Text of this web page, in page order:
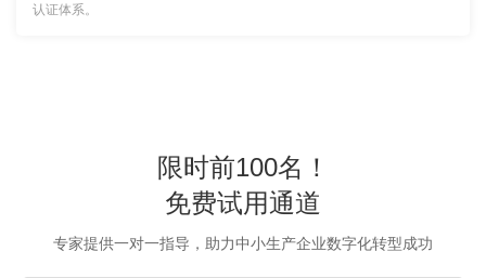
认证体系。
限时前100名！
免费试用通道
专家提供一对一指导，助力中小生产企业数字化转型成功